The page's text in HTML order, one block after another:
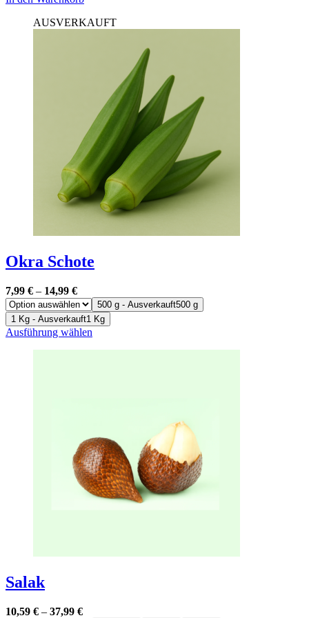
AUSVERKAUFT
Okra Schote
7,99 € – 14,99 €
500 g - Ausverkauft500 g
1 Kg - Ausverkauft1 Kg
Ausführung wählen
auf
der
Produktseite
gewählt
werden
Salak
10,59 € – 37,99 €